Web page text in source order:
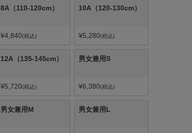
8A（110-120cm）
¥4,840 税込
10A（120-130cm）
¥5,280 税込
12A（135-145cm）
¥5,720 税込
男女兼用S
¥6,380 税込
男女兼用M 男女兼用L